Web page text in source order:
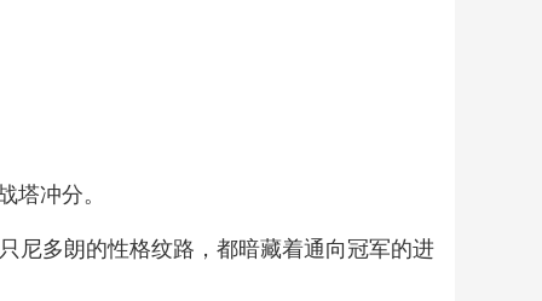
塔冲分。
尼多朗的性格纹路，都暗藏着通向冠军的进